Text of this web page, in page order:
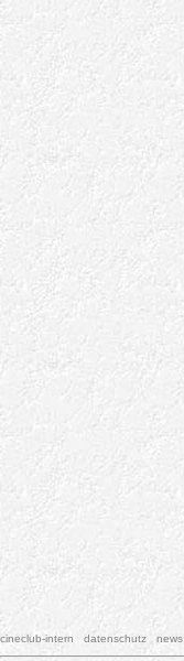
cineclub-intern datenschutz news